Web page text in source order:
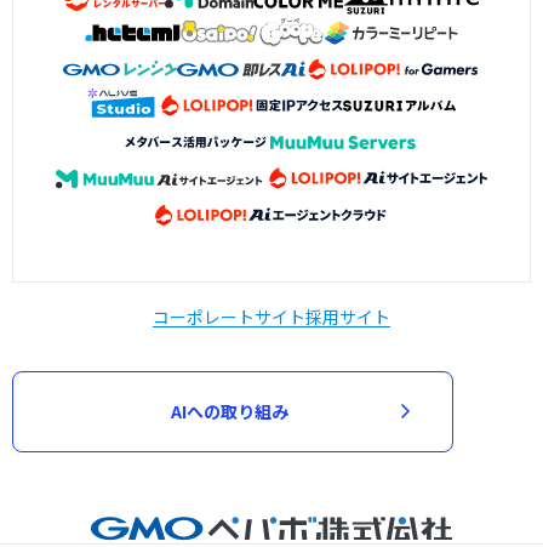
コーポレートサイト採用サイト
AIへの取り組み